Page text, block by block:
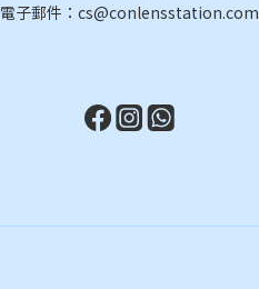
電子郵件：cs@conlensstation.com